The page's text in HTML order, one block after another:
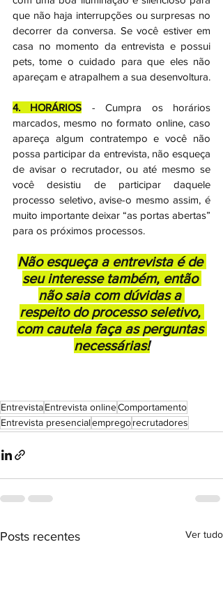
que não haja interrupções ou surpresas no
decorrer da conversa. Se você estiver em
casa no momento da entrevista e possui
pets, tome o cuidado para que eles não
apareçam e atrapalhem a sua desenvoltura.
4. HORÁRIOS - Cumpra os horários
marcados, mesmo no formato online, caso
apareça algum contratempo e você não
possa participar da entrevista, não esqueça
de avisar o recrutador, ou até mesmo se
você desistiu de participar daquele
processo seletivo, avise-o mesmo assim, é
muito importante deixar “as portas abertas”
para os próximos processos.
Não esqueça a entrevista é de
seu interesse também, então
não saia com dúvidas a
respeito do processo seletivo,
com cautela faça as perguntas
necessárias!
EntrevistaEntrevista onlineComportamento
Entrevista presencialempregorecrutadores
Posts recentes Ver tudo